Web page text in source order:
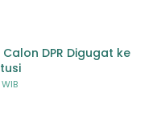
DPR Digugat ke